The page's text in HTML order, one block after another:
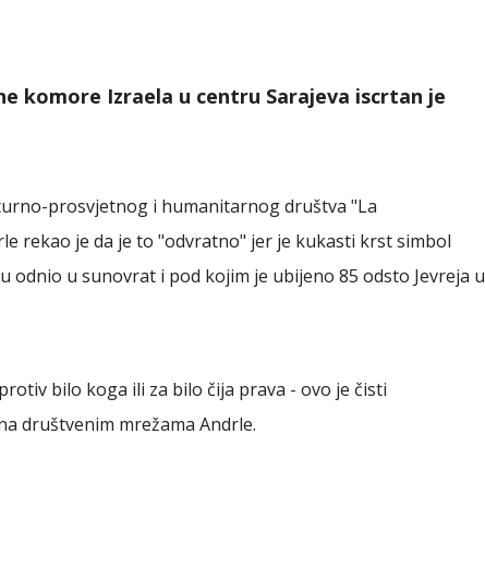
komore Izraela u centru Sarajeva iscrtan je
prosvjetnog i humanitarnog društva "La
rekao je da je to "odvratno" jer je kukasti krst simbol
odnio u sunovrat i pod kojim je ubijeno 85 odsto Јevreja u
bilo koga ili za bilo čija prava - ovo je čisti
društvenim mrežama Andrle.